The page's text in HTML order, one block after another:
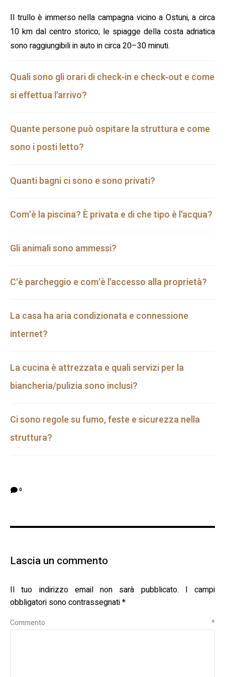
escursioni nell’entroterra e per visitare i famosi trulli ad
Alberobello, riconosciuti patrimonio e punto d’interesse
dell’area.
Il trullo è immerso nella campagna vicino a Ostuni, a circa
10 km dal centro storico; le spiagge della costa adriatica
sono raggiungibili in auto in circa 20–30 minuti.
Quali sono gli orari di check‑in e check‑out e come
si effettua l'arrivo?
Quante persone può ospitare la struttura e come
sono i posti letto?
Quanti bagni ci sono e sono privati?
Com'è la piscina? È privata e di che tipo è l'acqua?
Gli animali sono ammessi?
C'è parcheggio e com'è l'accesso alla proprietà?
La casa ha aria condizionata e connessione
internet?
La cucina è attrezzata e quali servizi per la
biancheria/pulizia sono inclusi?
Ci sono regole su fumo, feste e sicurezza nella
struttura?
0
Lascia un commento
Il tuo indirizzo email non sarà pubblicato.
I campi
obbligatori sono contrassegnati*
Commento *